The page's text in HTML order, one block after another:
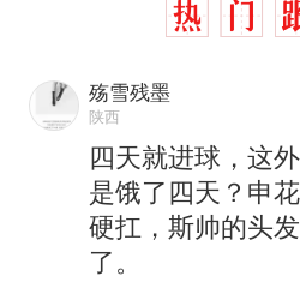
殇雪残墨
陕西
四天就进球，这
是饿了四天？申
硬扛，斯帅的头
了。